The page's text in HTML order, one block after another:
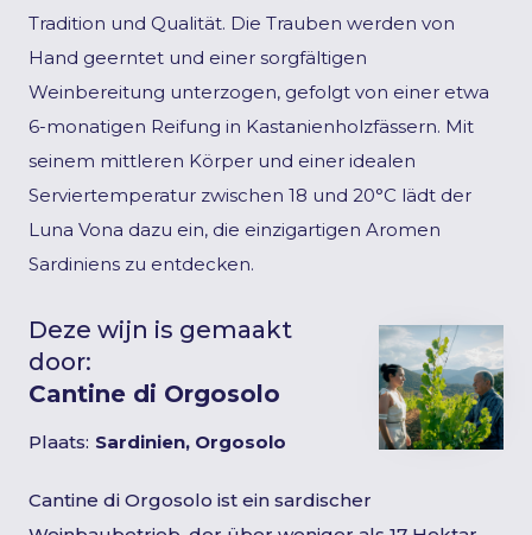
Tradition und Qualität. Die Trauben werden von
Hand geerntet und einer sorgfältigen
Weinbereitung unterzogen, gefolgt von einer etwa
6-monatigen Reifung in Kastanienholzfässern. Mit
seinem mittleren Körper und einer idealen
Serviertemperatur zwischen 18 und 20°C lädt der
Luna Vona dazu ein, die einzigartigen Aromen
Sardiniens zu entdecken.
Deze wijn is gemaakt
door:
Cantine di Orgosolo
Plaats: Sardinien, Orgosolo
Cantine di Orgosolo ist ein sardischer